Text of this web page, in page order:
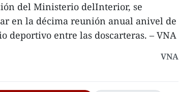
del Ministerio delInterior, se
en la décima reunión anual anivel de
entre las doscarteras. – VNA
VNA